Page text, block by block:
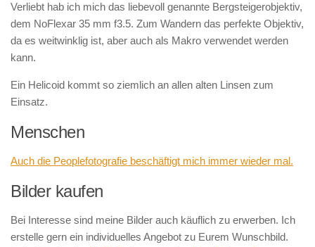
Verliebt hab ich mich das liebevoll genannte Bergsteigerobjektiv,
dem NoFlexar 35 mm f3.5. Zum Wandern das perfekte Objektiv,
da es weitwinklig ist, aber auch als Makro verwendet werden
kann.
Ein Helicoid kommt so ziemlich an allen alten Linsen zum
Einsatz.
Menschen
Auch die Peoplefotografie beschäftigt mich immer wieder mal.
Bilder kaufen
Bei Interesse sind meine Bilder auch käuflich zu erwerben. Ich
erstelle gern ein individuelles Angebot zu Eurem Wunschbild.